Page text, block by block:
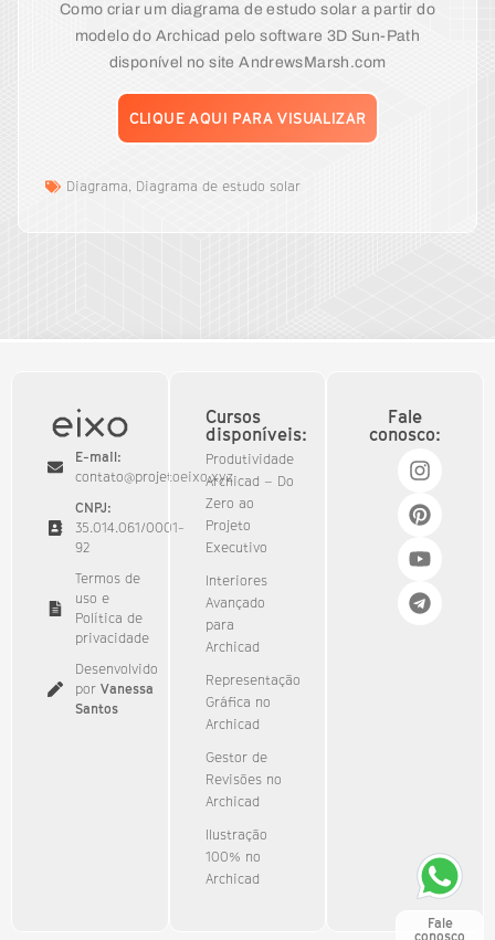
Fale
conosco
Como criar um diagrama de estudo solar a partir do
modelo do Archicad pelo software 3D Sun-Path
disponível no site AndrewsMarsh.com
CLIQUE AQUI PARA VISUALIZAR
Diagrama, Diagrama de estudo solar
E-mail:
contato@projetoeixo.xyz
CNPJ:
35.014.061/0001-
92​
Termos de
uso e
Política de
privacidade
Desenvolvido
por Vanessa
Santos
Cursos
disponíveis:
Produtividade
Archicad – Do
Zero ao
Projeto
Executivo
Interiores
Avançado
para
Archicad
Representação
Gráfica no
Archicad
Gestor de
Revisões no
Archicad
Ilustração
100% no
Archicad
Fale
conosco: